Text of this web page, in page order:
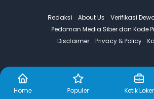
Home Populer Ketik Loker
Redaksi About Us
Verifikasi
Pedoman Media Siber dan Kode
Disclaimer
Privacy & Policy